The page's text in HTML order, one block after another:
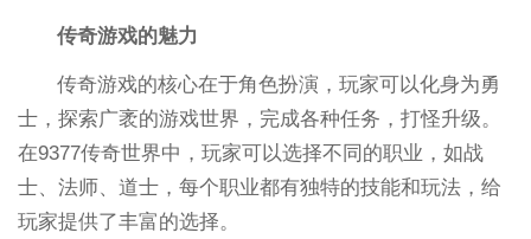
传奇游戏的魅力
传奇游戏的核心在于角色扮演，玩家可以化身为勇
士，探索广袤的游戏世界，完成各种任务，打怪升级。
在9377传奇世界中，玩家可以选择不同的职业，如战
士、法师、道士，每个职业都有独特的技能和玩法，给
玩家提供了丰富的选择。